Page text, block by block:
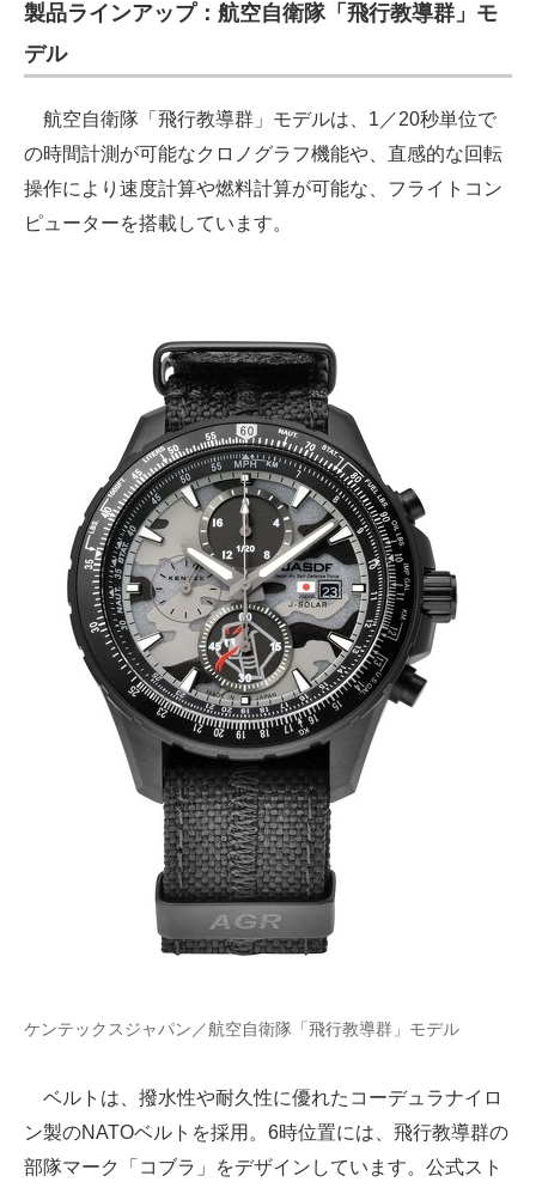
製品ラインアップ：航空自衛隊「飛行教導群」モ
デル
航空自衛隊「飛行教導群」モデルは、1／20秒単位で
の時間計測が可能なクロノグラフ機能や、直感的な回転
操作により速度計算や燃料計算が可能な、フライトコン
ピューターを搭載しています。
ケンテックスジャパン／航空自衛隊「飛行教導群」モデル
ベルトは、撥水性や耐久性に優れたコーデュラナイロ
ン製のNATOベルトを採用。6時位置には、飛行教導群の
部隊マーク「コブラ」をデザインしています。公式スト